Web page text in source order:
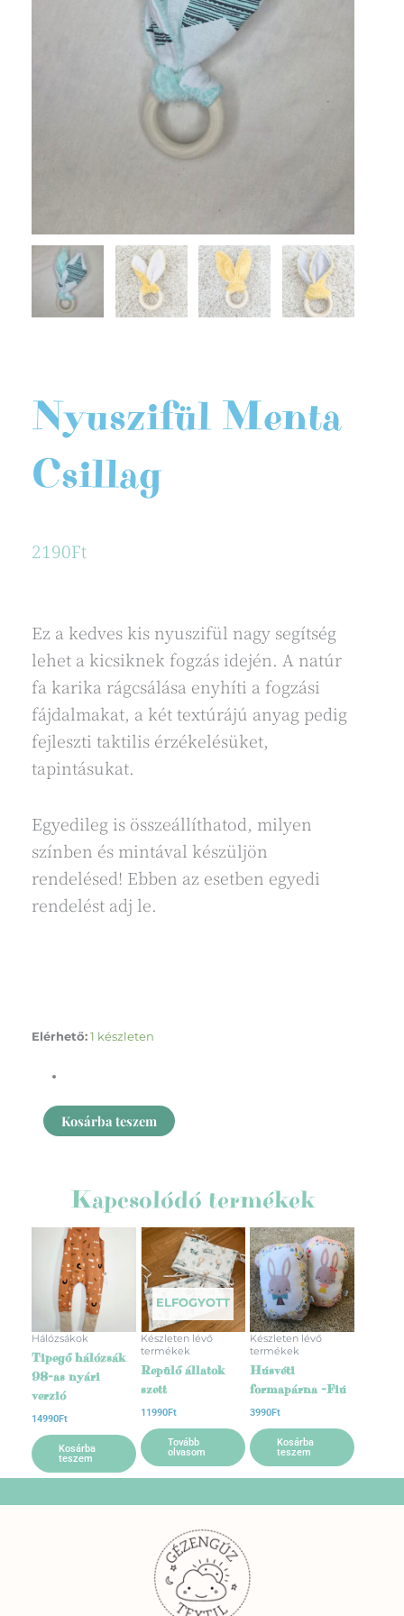
Nyuszifül Menta
Csillag
2190Ft
Ez a kedves kis nyuszifül nagy segítség
lehet a kicsiknek fogzás idején. A natúr
fa karika rágcsálása enyhíti a fogzási
fájdalmakat, a két textúrájú anyag pedig
fejleszti taktilis érzékelésüket,
tapintásukat.
Egyedileg is összeállíthatod, milyen
színben és mintával készüljön
rendelésed! Ebben az esetben egyedi
rendelést adj le.
Elérhető: 1 készleten
Nyuszifül
csillag
Kosárba teszem
Kapcsolódó termékek
Hálózsákok
Tipegő hálózsák
98-as nyári
verzió
14990Ft
Kosárba
teszem
ELFOGYOTT
Készleten lévő
termékek
Repülő állatok
szett
11990Ft
Tovább
olvasom
Készleten lévő
termékek
Húsvéti
formapárna -Fiú
3990Ft
Kosárba
teszem